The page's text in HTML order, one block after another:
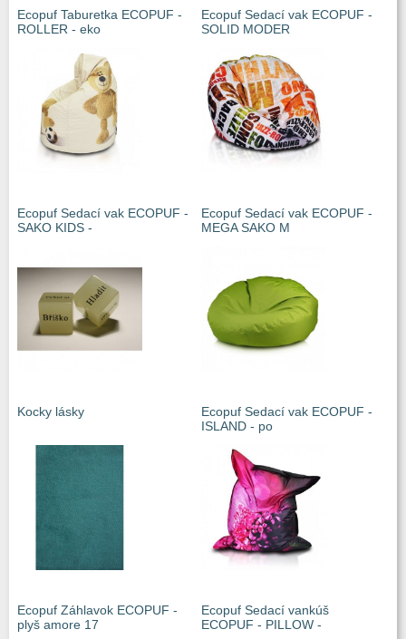
Ecopuf Taburetka ECOPUF -
ROLLER - eko
Ecopuf Sedací vak ECOPUF -
SOLID MODER
Ecopuf Sedací vak ECOPUF -
SAKO KIDS -
Ecopuf Sedací vak ECOPUF -
MEGA SAKO M
Kocky lásky
Ecopuf Sedací vak ECOPUF -
ISLAND - po
Ecopuf Záhlavok ECOPUF -
plyš amore 17
Ecopuf Sedací vankúš
ECOPUF - PILLOW -